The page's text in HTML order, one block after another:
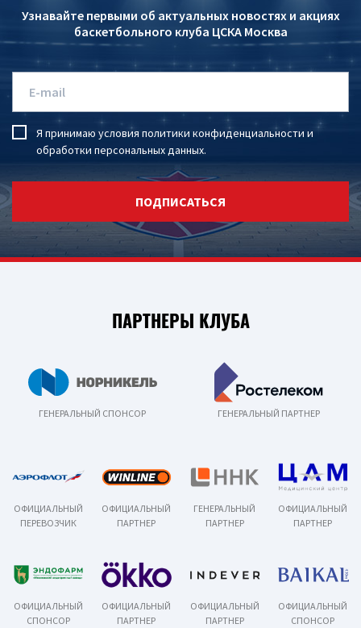
Узнавайте первыми об актуальных новостях и акциях
баскетбольного клуба ЦСКА Москва
Я принимаю условия политики конфиденциальности и
обработки персональных данных.
ПОДПИСАТЬСЯ
ПАРТНЕРЫ КЛУБА
ГЕНЕРАЛЬНЫЙ СПОНСОР ГЕНЕРАЛЬНЫЙ ПАРТНЕР
ОФИЦИАЛЬНЫЙ
ПЕРЕВОЗЧИК
ОФИЦИАЛЬНЫЙ
ПАРТНЕР
ГЕНЕРАЛЬНЫЙ
ПАРТНЕР
ОФИЦИАЛЬНЫЙ
ПАРТНЕР
ОФИЦИАЛЬНЫЙ
СПОНСОР
ОФИЦИАЛЬНЫЙ
ПАРТНЕР
ОФИЦИАЛЬНЫЙ
ПАРТНЕР
ОФИЦИАЛЬНЫЙ
СПОНСОР